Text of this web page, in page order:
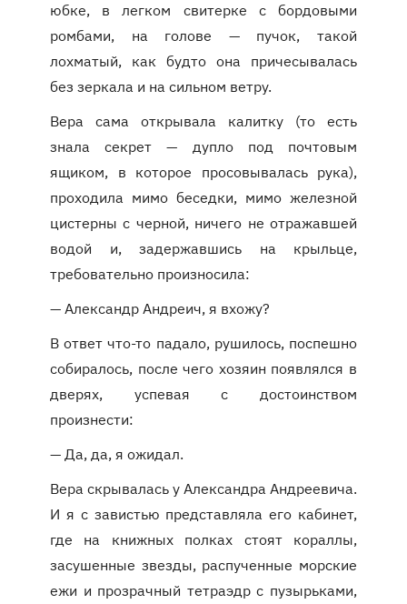
юбке, в легком свитерке с бордовыми
ромбами, на голове — пучок, такой
лохматый, как будто она причесывалась
без зеркала и на сильном ветру.
Вера сама открывала калитку (то есть
знала секрет — дупло под почтовым
ящиком, в которое просовывалась рука),
проходила мимо беседки, мимо железной
цистерны с черной, ничего не отражавшей
водой и, задержавшись на крыльце,
требовательно произносила:
— Александр Андреич, я вхожу?
В ответ что-то падало, рушилось, поспешно
собиралось, после чего хозяин появлялся в
дверях, успевая с достоинством
произнести:
— Да, да, я ожидал.
Вера скрывалась у Александра Андреевича.
И я с завистью представляла его кабинет,
где на книжных полках стоят кораллы,
засушенные звезды, распученные морские
ежи и прозрачный тетраэдр с пузырьками,